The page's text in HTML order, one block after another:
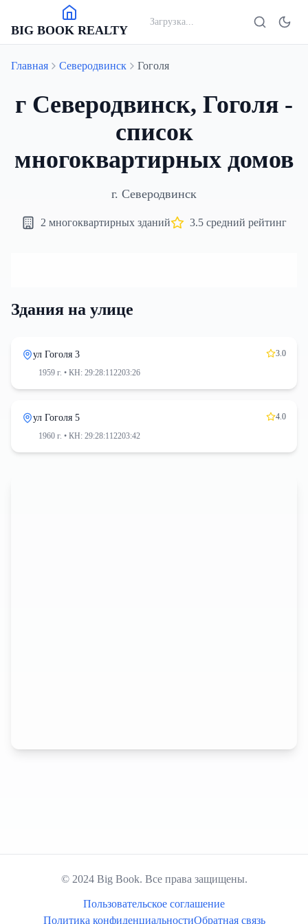
BIG BOOK REALTY
Загрузка...
Главная Северодвинск Гоголя
г Северодвинск, Гоголя -
список
многоквартирных домов
г. Северодвинск
2 многоквартирных зданий 3.5 средний рейтинг
Здания на улице
ул Гоголя 3
3.0
1959 г. • КН: 29:28:112203:26
ул Гоголя 5
4.0
1960 г. • КН: 29:28:112203:42
© 2024 Big Book. Все права защищены.
Пользовательское соглашение
Политика конфиденциальностиОбратная связь